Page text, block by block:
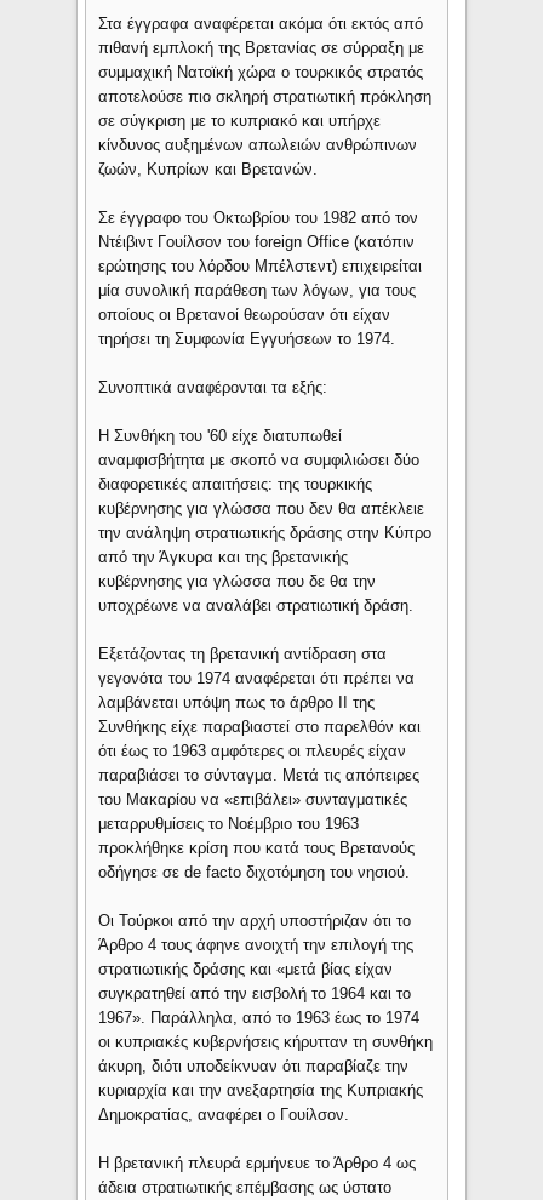
Στα έγγραφα αναφέρεται ακόμα ότι εκτός από
πιθανή εμπλοκή της Βρετανίας σε σύρραξη με
συμμαχική Νατοϊκή χώρα ο τουρκικός στρατός
αποτελούσε πιο σκληρή στρατιωτική πρόκληση
σε σύγκριση με το κυπριακό και υπήρχε
κίνδυνος αυξημένων απωλειών ανθρώπινων
ζωών, Κυπρίων και Βρετανών.
Σε έγγραφο του Οκτωβρίου του 1982 από τον
Ντέιβιντ Γουίλσον του foreign Office (κατόπιν
ερώτησης του λόρδου Μπέλστεντ) επιχειρείται
μία συνολική παράθεση των λόγων, για τους
οποίους οι Βρετανοί θεωρούσαν ότι είχαν
τηρήσει τη Συμφωνία Εγγυήσεων το 1974.
Συνοπτικά αναφέρονται τα εξής:
Η Συνθήκη του '60 είχε διατυπωθεί
αναμφισβήτητα με σκοπό να συμφιλιώσει δύο
διαφορετικές απαιτήσεις: της τουρκικής
κυβέρνησης για γλώσσα που δεν θα απέκλειε
την ανάληψη στρατιωτικής δράσης στην Κύπρο
από την Άγκυρα και της βρετανικής
κυβέρνησης για γλώσσα που δε θα την
υποχρέωνε να αναλάβει στρατιωτική δράση.
Εξετάζοντας τη βρετανική αντίδραση στα
γεγονότα του 1974 αναφέρεται ότι πρέπει να
λαμβάνεται υπόψη πως το άρθρο ΙΙ της
Συνθήκης είχε παραβιαστεί στο παρελθόν και
ότι έως το 1963 αμφότερες οι πλευρές είχαν
παραβιάσει το σύνταγμα. Μετά τις απόπειρες
του Μακαρίου να «επιβάλει» συνταγματικές
μεταρρυθμίσεις το Νοέμβριο του 1963
προκλήθηκε κρίση που κατά τους Βρετανούς
οδήγησε σε de facto διχοτόμηση του νησιού.
Οι Τούρκοι από την αρχή υποστήριζαν ότι το
Άρθρο 4 τους άφηνε ανοιχτή την επιλογή της
στρατιωτικής δράσης και «μετά βίας είχαν
συγκρατηθεί από την εισβολή το 1964 και το
1967». Παράλληλα, από το 1963 έως το 1974
οι κυπριακές κυβερνήσεις κήρυτταν τη συνθήκη
άκυρη, διότι υποδείκνυαν ότι παραβίαζε την
κυριαρχία και την ανεξαρτησία της Κυπριακής
Δημοκρατίας, αναφέρει ο Γουίλσον.
Η βρετανική πλευρά ερμήνευε το Άρθρο 4 ως
άδεια στρατιωτικής επέμβασης ως ύστατο